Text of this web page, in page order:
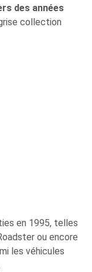
des années
collection
en 1995, telles
ou encore
les véhicules